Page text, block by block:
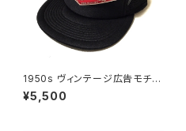
1950s ヴィンテージ広告モチー
フ ホースシュー 刺繍 ワッペン
OTTO社製ボディ メッシュキャ
¥5,500